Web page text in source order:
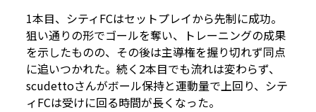
1本目、シティFCはセットプレイから先制に成功。
狙い通りの形でゴールを奪い、トレーニングの成果
を示したものの、その後は主導権を握り切れず同点
に追いつかれた。続く2本目でも流れは変わらず、
scudettoさんがボール保持と運動量で上回り、シテ
ィFCは受けに回る時間が長くなった。